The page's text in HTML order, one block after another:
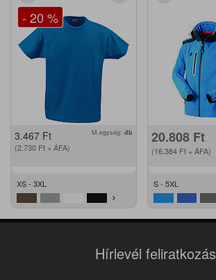
- 20 %
3.467 Ft
(2.730 Ft + ÁFA)
M.egység: db
XS - 3XL
20.808 Ft
(16.384 Ft + ÁFA)
S - 5XL
Hírlevél feliratkozás